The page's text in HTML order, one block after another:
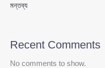
মন্তব্য
Recent Comments
No comments to show.